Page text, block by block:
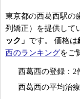
東京都の西葛西駅の
列矯正）を提供して
ック」 です。 価格は
西のランキングをご
西葛西の登録：2
西葛西の平均治療